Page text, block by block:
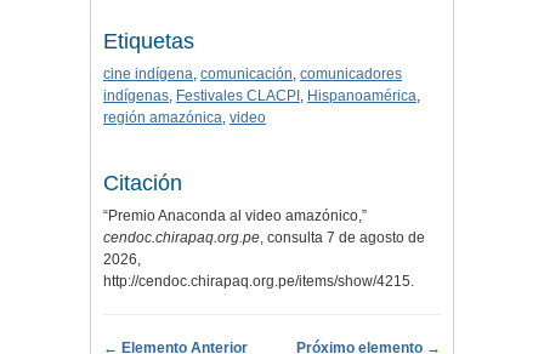
Etiquetas
cine indígena, comunicación, comunicadores
indígenas, Festivales CLACPI , Hispanoamérica,
región amazónica, video
Citación
“Premio Anaconda al video amazónico,”
cendoc.chirapaq.org.pe, consulta 7 de agosto de
2026,
http://cendoc.chirapaq.org.pe/items/show/4215.
← Elemento Anterior Próximo elemento →